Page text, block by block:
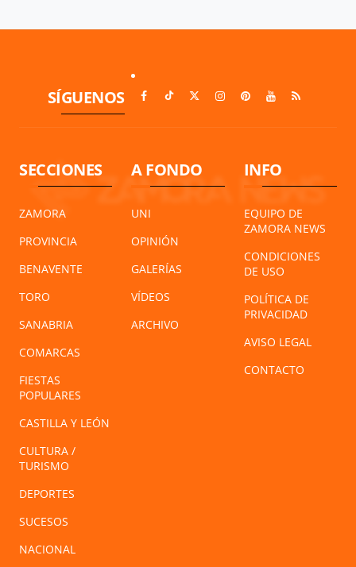
SÍGUENOS
SECCIONES
ZAMORA
PROVINCIA
BENAVENTE
TORO
SANABRIA
COMARCAS
FIESTAS
POPULARES
CASTILLA Y LEÓN
CULTURA /
TURISMO
DEPORTES
SUCESOS
NACIONAL
A FONDO
UNI
OPINIÓN
GALERÍAS
VÍDEOS
ARCHIVO
INFO
EQUIPO DE
ZAMORA NEWS
CONDICIONES
DE USO
POLÍTICA DE
PRIVACIDAD
AVISO LEGAL
CONTACTO